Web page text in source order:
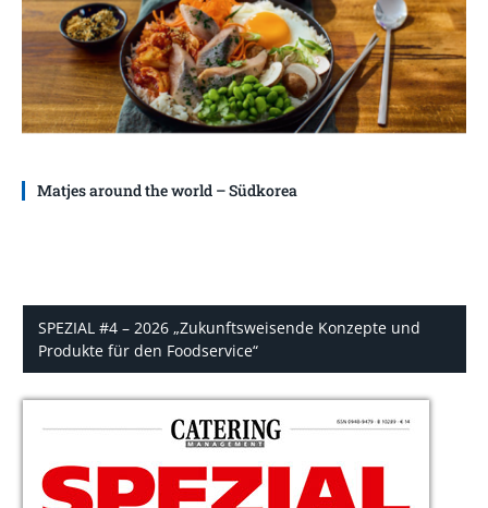
Matjes around the world – Südkorea
SPEZIAL #4 – 2026 „Zukunftsweisende Konzepte und
Produkte für den Foodservice“